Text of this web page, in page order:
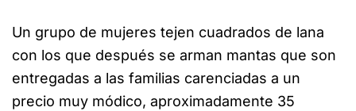
Un grupo de mujeres tejen cuadrados de lana
con los que después se arman mantas que son
entregadas a las familias carenciadas a un
precio muy módico, aproximadamente 35